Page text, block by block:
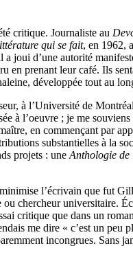
critique. Journaliste au
qui se fait, en 1962,
a joui d’une autorité
en prenant leur café. Ils
développée tout au
à l’Université de
à l’oeuvre ; je me
en commençant par
substantielles à la
projets : une Anthologie de
l’écrivain que fut
ou chercheur universitaire.
critique que dans un
me dire « c’est un peu
incongrues. Sans